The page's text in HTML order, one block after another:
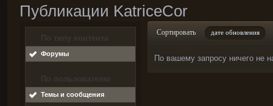
Публикации KatriceCor
По типу контента
Форумы
По пользователю
Темы и сообщения
Сортировать дате обновления
По вашему запросу ничего не